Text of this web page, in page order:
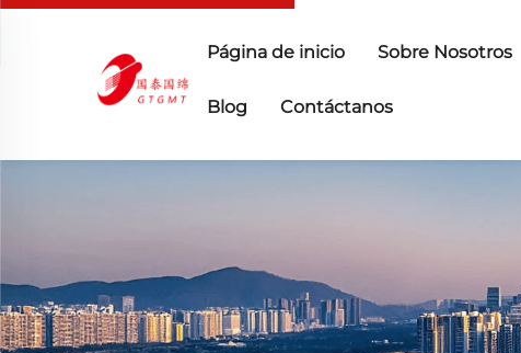
Página de inicio Sobre Nosotros
Blog Contáctanos